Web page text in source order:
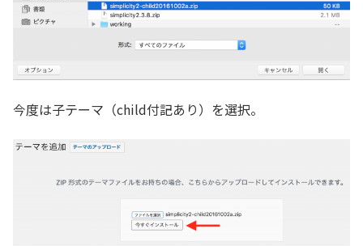
今度は子テーマ（child付記あり）を選択。